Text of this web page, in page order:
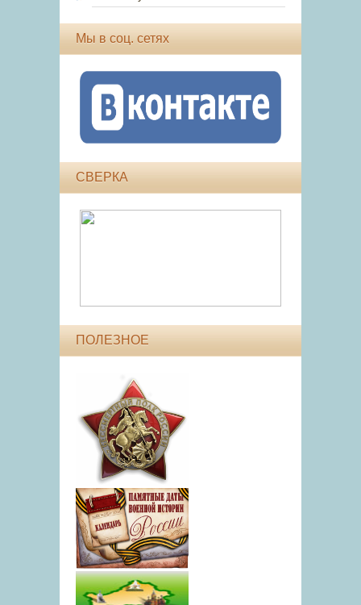
Мы в соц. сетях
СВЕРКА
ПОЛЕЗНОЕ